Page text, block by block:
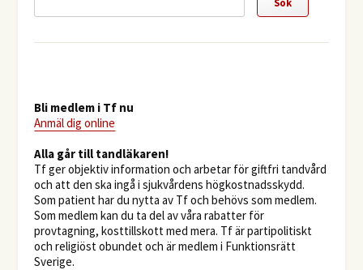
Bli medlem i Tf nu
Anmäl dig online
​Alla går till tandläkaren!
Tf ger objektiv information och arbetar för giftfri tandvård
och att den ska ingå i sjukvårdens högkostnadsskydd.
Som patient har du nytta av Tf och behövs som medlem.
Som medlem kan du ta del av våra rabatter för
provtagning, kosttillskott med mera. Tf är partipolitiskt
och religiöst obundet och är medlem i Funktionsrätt
Sverige.